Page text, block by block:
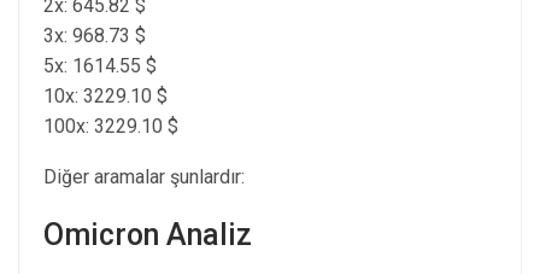
2x: 645.82 $
3x: 968.73 $
5x: 1614.55 $
10x: 3229.10 $
100x: 3229.10 $
Diğer aramalar şunlardır:
Omicron Analiz